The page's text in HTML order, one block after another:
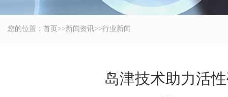
您的位置： 首页 >>新闻资讯>>行业新闻
岛津技术助力活